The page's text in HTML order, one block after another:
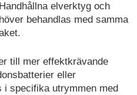
elverktyg och
behandlas med samma
till mer effektkrävande
eller
i specifika utrymmen med